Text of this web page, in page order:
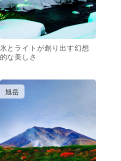
氷とライトが創り出す幻想
的な美しさ
旭岳